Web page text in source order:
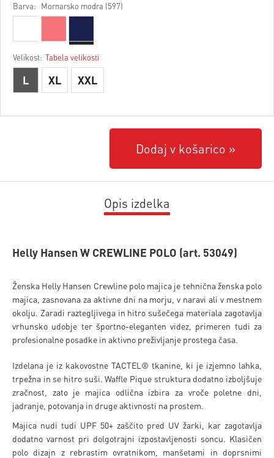
Barva: Mornarsko modra (597)
Velikost: Tabela velikosti
L XL XXL
Dodaj v košarico
Opis izdelka
Helly Hansen W CREWLINE POLO (art. 53049)
Ženska Helly Hansen Crewline polo majica je tehnična ženska polo
majica, zasnovana za aktivne dni na morju, v naravi ali v mestnem
okolju. Zaradi raztegljivega in hitro sušečega materiala zagotavlja
vrhunsko udobje ter športno-eleganten videz, primeren tudi za
profesionalne posadke in aktivno preživljanje prostega časa.
Izdelana je iz kakovostne TACTEL® tkanine, ki je izjemno lahka,
trpežna in se hitro suši. Waffle Pique struktura dodatno izboljšuje
zračnost, zato je majica odlična izbira za vroče poletne dni,
jadranje, potovanja in druge aktivnosti na prostem.
Majica nudi tudi UPF 50+ zaščito pred UV žarki, kar zagotavlja
dodatno varnost pri dolgotrajni izpostavljenosti soncu. Klasičen
polo dizajn z rebrastim ovratnikom, manšetami in doprsnimi